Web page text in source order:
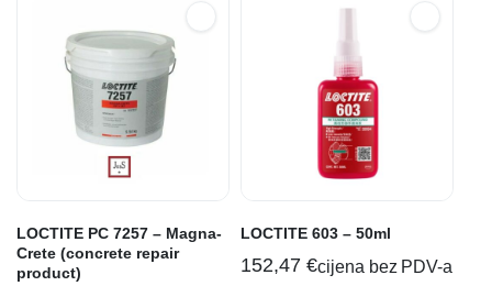
LOCTITE PC 7257 – Magna-
Crete (concrete repair
product)
LOCTITE 603 – 50ml
152,47 €cijena bez PDV-a